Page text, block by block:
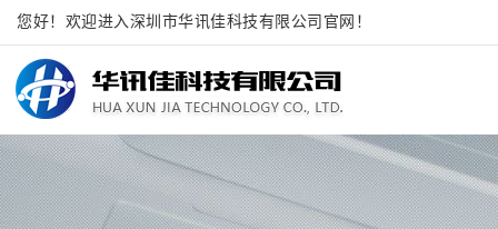
您好！欢迎进入深圳市华讯佳科技有限公司官网！